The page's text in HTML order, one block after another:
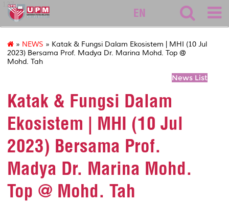
127
EN
» NEWS » Katak & Fungsi Dalam Ekosistem | MHI (10 Jul
2023) Bersama Prof. Madya Dr. Marina Mohd. Top @
Mohd. Tah
News List
Katak & Fungsi Dalam
Ekosistem | MHI (10 Jul
2023) Bersama Prof.
Madya Dr. Marina Mohd.
Top @ Mohd. Tah